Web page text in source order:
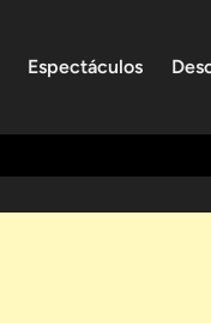
Espectáculos